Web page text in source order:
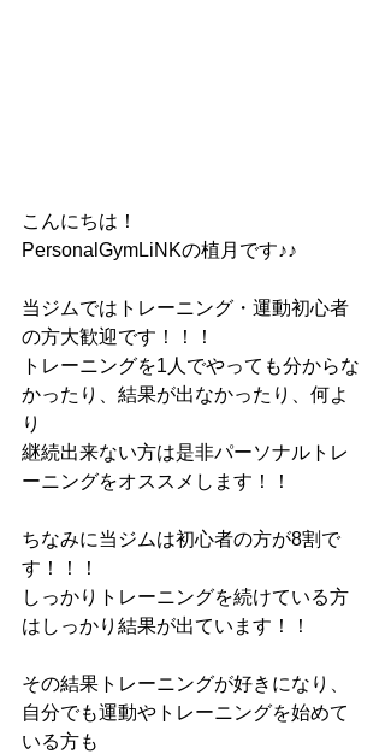
こんにちは！
PersonalGymLiNKの植月です♪♪
当ジムではトレーニング・運動初心者
の方大歓迎です！！！
トレーニングを1人でやっても分からな
かったり、結果が出なかったり、何よ
り
継続出来ない方は是非パーソナルトレ
ーニングをオススメします！！
ちなみに当ジムは初心者の方が8割で
す！！！
しっかりトレーニングを続けている方
はしっかり結果が出ています！！
その結果トレーニングが好きになり、
自分でも運動やトレーニングを始めて
いる方も